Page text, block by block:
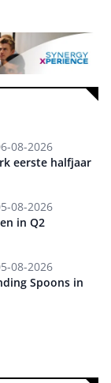
08-2026
eerste halfjaar
08-2026
in Q2
08-2026
Spoons in